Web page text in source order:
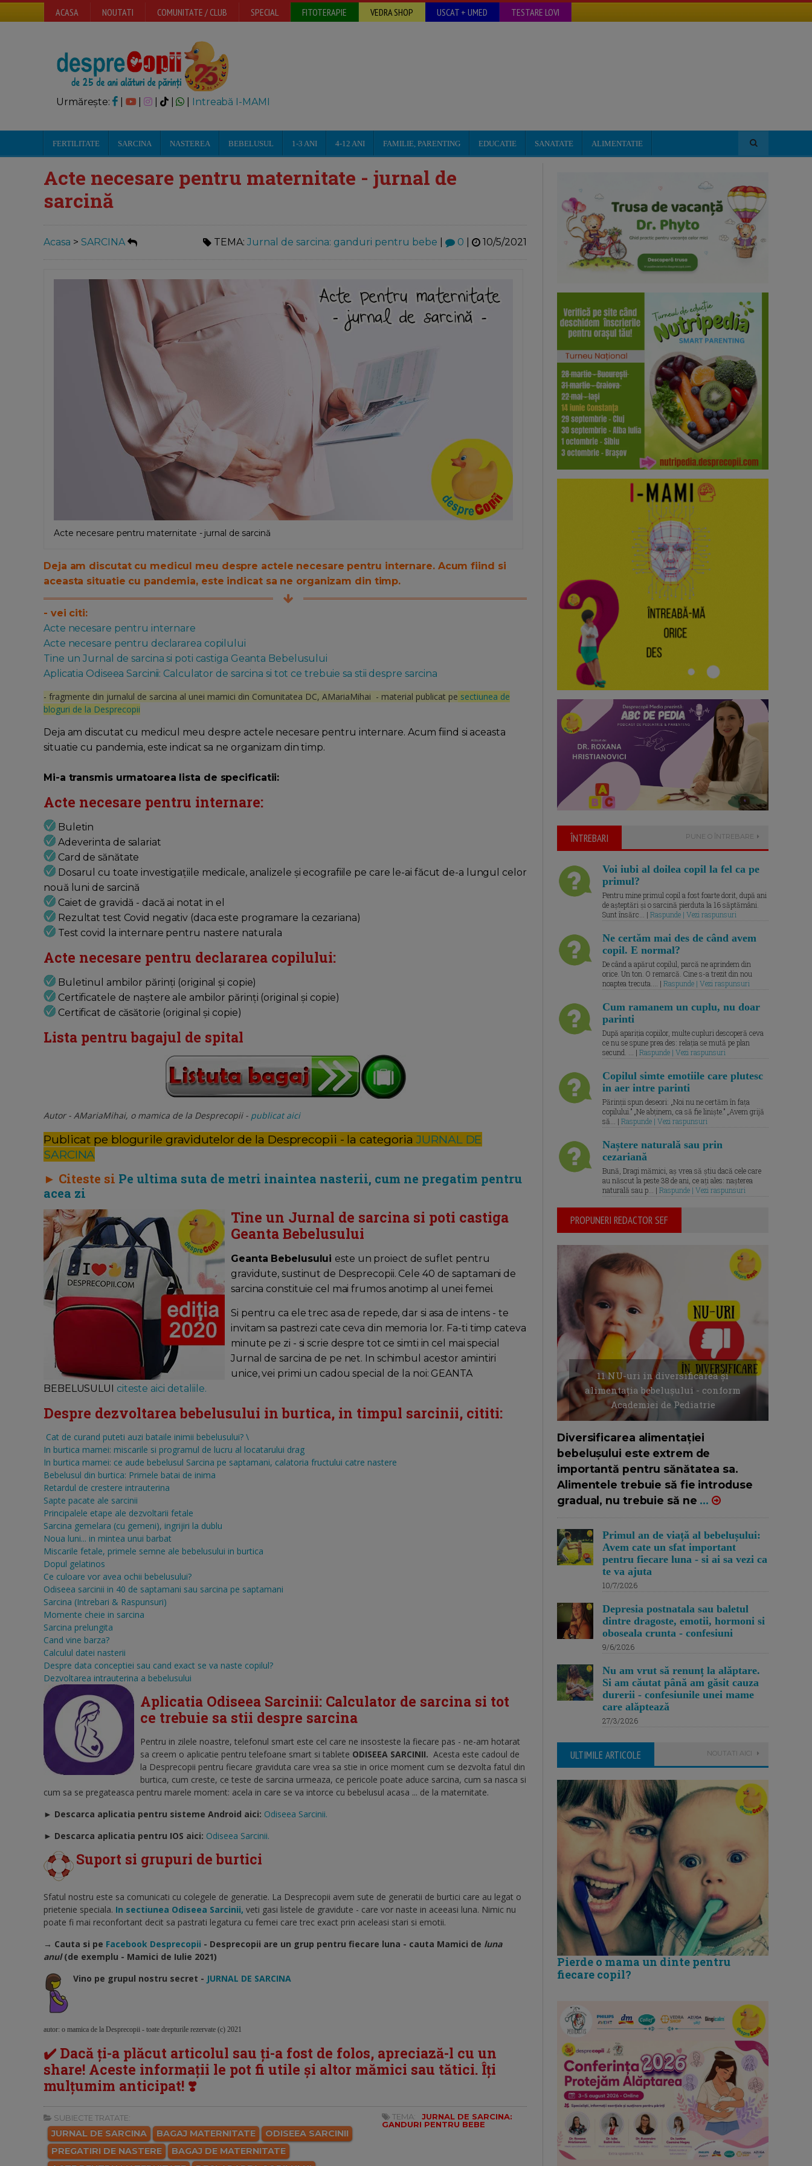
ACASA NOUTATI COMUNITATE / CLUB SPECIAL FITOTERAPIE VEDRA SHOP USCAT + UMED TESTARE LOVI
Urmărește: | | Intreabă I-MAMI
FERTILITATE SARCINA NASTEREA BEBELUSUL 1-3 ANI 4-12 ANI FAMILIE, PARENTING EDUCATIE SANATATE ALIMENTATIE
Acte necesare pentru maternitate - jurnal de
sarcină
Acasa > SARCINA TEMA: Jurnal de sarcina: ganduri pentru bebe 0 10/5/2021
Acte necesare pentru maternitate - jurnal de sarcină
Deja am discutat cu medicul meu despre actele necesare pentru internare. Acum fiind si
aceasta situatie cu pandemia, este indicat sa ne organizam din timp.
- vei citi:
Acte necesare pentru internare
Acte necesare pentru declararea copilului
Tine un Jurnal de sarcina si poti castiga Geanta Bebelusului
Aplicatia Odiseea Sarcinii: Calculator de sarcina si tot ce trebuie sa stii despre sarcina
- fragmente din jurnalul de sarcina al unei mamici din Comunitatea DC, AMariaMihai - material publicat pe sectiunea de
bloguri de la Desprecopii
Deja am discutat cu medicul meu despre actele necesare pentru internare. Acum fiind si aceasta
situatie cu pandemia, este indicat sa ne organizam din timp.
Mi-a transmis urmatoarea lista de specificatii:
Acte necesare pentru internare:
Buletin
Adeverinta de salariat
Card de sănătate
Dosarul cu toate investigațiile medicale, analizele și ecografiile pe care le-ai făcut de-a lungul celor
nouă luni de sarcină
Caiet de gravidă - dacă ai notat in el
Rezultat test Covid negativ (daca este programare la cezariana)
Test covid la internare pentru nastere naturala
Acte necesare pentru declararea copilului:
Buletinul ambilor părinți (original și copie)
Certificatele de naștere ale ambilor părinți (original și copie)
Certificat de căsătorie (original și copie)
Lista pentru bagajul de spital
Autor - AMariaMihai, o mamica de la Desprecopii - publicat aici
Publicat pe blogurile gravidutelor de la Desprecopii - la categoriaJURNAL DE
SARCINA
► Citeste si Pe ultima suta de metri inaintea nasterii, cum ne pregatim pentru
acea zi
Tine un Jurnal de sarcina si poti castiga
Geanta Bebelusului
Geanta Bebelusului este un proiect de suflet pentru
gravidute, sustinut de Desprecopii. Cele 40 de saptamani de
sarcina constituie cel mai frumos anotimp al unei femei.
Si pentru ca ele trec asa de repede, dar si asa de intens - te
invitam sa pastrezi cate ceva din memoria lor. Fa-ti timp cateva
minute pe zi - si scrie despre tot ce simti in cel mai special
Jurnal de sarcina de pe net. In schimbul acestor amintiri
unice, vei primi un cadou special de la noi: GEANTA
BEBELUSULUI citeste aici detaliile.
Despre dezvoltarea bebelusului in burtica, in timpul sarcinii, cititi:
Cat de curand puteti auzi bataile inimii bebelusului? \
In burtica mamei: miscarile si programul de lucru al locatarului drag
In burtica mamei: ce aude bebelusul Sarcina pe saptamani, calatoria fructului catre nastere
Bebelusul din burtica: Primele batai de inima
Retardul de crestere intrauterina
Sapte pacate ale sarcinii
Principalele etape ale dezvoltarii fetale
Sarcina gemelara (cu gemeni), ingrijiri la dublu
Noua luni... in mintea unui barbat
Miscarile fetale, primele semne ale bebelusului in burtica
Dopul gelatinos
Ce culoare vor avea ochii bebelusului?
Odiseea sarcinii in 40 de saptamani sau sarcina pe saptamani
Sarcina (Intrebari & Raspunsuri)
Momente cheie in sarcina
Sarcina prelungita
Cand vine barza?
Calculul datei nasterii
Despre data conceptiei sau cand exact se va naste copilul?
Dezvoltarea intrauterina a bebelusului
Aplicatia Odiseea Sarcinii: Calculator de sarcina si tot
ce trebuie sa stii despre sarcina
Pentru in zilele noastre, telefonul smart este cel care ne insosteste la fiecare pas - ne-am hotarat
sa creem o aplicatie pentru telefoane smart si tablete ODISEEA SARCINII. Acesta este cadoul de
la Desprecopii pentru fiecare graviduta care vrea sa stie in orice moment cum se dezvolta fatul din
burtica, cum creste, ce teste de sarcina urmeaza, ce pericole poate aduce sarcina, cum sa nasca si
cum sa se pregateasca pentru marele moment: acela in care se va intorce cu bebelusul acasa ... de la maternitate.
► Descarca aplicatia pentru sisteme Android aici: Odiseea Sarcinii.
► Descarca aplicatia pentru IOS aici: Odiseea Sarcinii.
Suport si grupuri de burtici
Sfatul nostru este sa comunicati cu colegele de generatie. La Desprecopii avem sute de generatii de burtici care au legat o
prietenie speciala. In sectiunea Odiseea Sarcinii, veti gasi listele de gravidute - care vor naste in aceeasi luna. Nimic nu
poate fi mai reconfortant decit sa pastrati legatura cu femei care trec exact prin aceleasi stari si emotii.
→ Cauta si pe Facebook Desprecopii - Desprecopii are un grup pentru fiecare luna - cauta Mamici de luna
anul (de exemplu - Mamici de Iulie 2021)
Vino pe grupul nostru secret - JURNAL DE SARCINA
autor: o mamica de la Desprecopii - toate drepturile rezervate (c) 2021
✔️ Dacă ți-a plăcut articolul sau ți-a fost de folos, apreciază-l cu un
share! Aceste informații le pot fi utile și altor mămici sau tătici. Îți
mulțumim anticipat! ❣️
SUBIECTE TRATATE:
JURNAL DE SARCINA BAGAJ MATERNITATE
ODISEEA SARCINII
PREGATIRI DE NASTERE
BAGAJ DE MATERNITATE
TEMA:
JURNAL DE SARCINA:
GANDURI PENTRU BEBE
ÎNTREBARI PUNE O ÎNTREBARE
Voi iubi al doilea copil la fel ca pe
primul?
Pentru mine primul copil a fost foarte dorit, după ani
de așteptări și o sarcină pierduta la 16 săptămâni.
Sunt însărc... | Raspunde | Vezi raspunsuri
Ne certăm mai des de când avem
copil. E normal?
De când a apărut copilul, parcă ne aprindem din
orice. Un ton. O remarcă. Cine s-a trezit din nou
noaptea trecuta.... | Raspunde | Vezi raspunsuri
Cum ramanem un cuplu, nu doar
parinti
După apariția copiilor, multe cupluri descoperă ceva
ce nu se spune prea des: relația se mută pe plan
secund. ... | Raspunde | Vezi raspunsuri
Copilul simte emotiile care plutesc
in aer intre parinti
Părinții spun deseori: „Noi nu ne certăm în fața
copilului.” „Ne abținem, ca să fie liniște.” „Avem grijă
să... | Raspunde | Vezi raspunsuri
Naștere naturală sau prin
cezariană
Bună, Dragi mămici, aș vrea să știu dacă cele care
au născut la peste 38 de ani, ce ați ales: nașterea
naturală sau p... | Raspunde | Vezi raspunsuri
PROPUNERI REDACTOR SEF
11 NU-uri in diversificarea și
alimentația bebelușului - conform
Academiei de Pediatrie
Diversificarea alimentației
bebelușului este extrem de
importantă pentru sănătatea sa.
Alimentele trebuie să fie introduse
gradual, nu trebuie să ne ...
Primul an de viață al bebelușului:
Avem cate un sfat important
pentru fiecare luna - si ai sa vezi ca
te va ajuta
10/7/2026
Depresia postnatala sau baletul
dintre dragoste, emotii, hormoni si
oboseala crunta - confesiuni
9/6/2026
Nu am vrut să renunț la alăptare.
Si am căutat până am găsit cauza
durerii - confesiunile unei mame
care alăptează
27/3/2026
ULTIMILE ARTICOLE NOUTATI AICI
Pierde o mama un dinte pentru
fiecare copil?